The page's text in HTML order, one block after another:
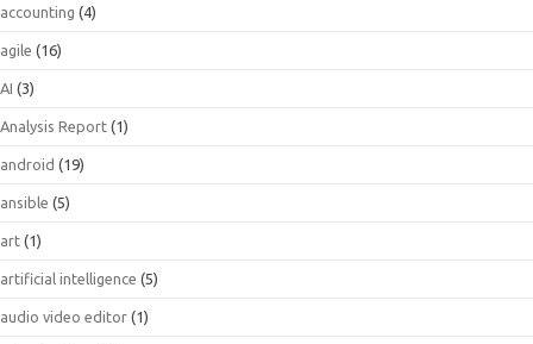
accounting (4)
agile (16)
AI (3)
Analysis Report (1)
android (19)
ansible (5)
art (1)
artificial intelligence (5)
audio video editor (1)